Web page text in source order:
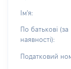
Ім'я:
По батькові (за
наявності):
Податковий